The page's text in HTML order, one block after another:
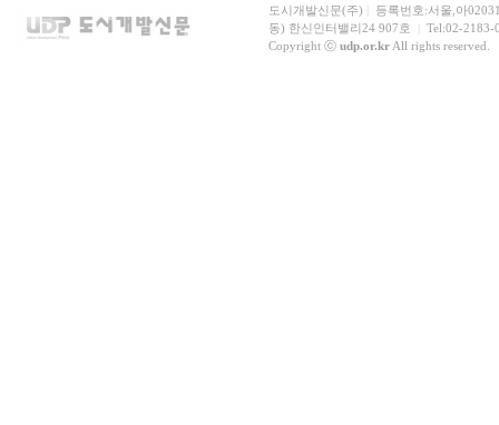
도시개발신문(주)
등록번호:서울,아
동) 한신인터밸리24 907호
Tel:02-2183-
Copyright ⓒ udp.or.krAll rights reserved.